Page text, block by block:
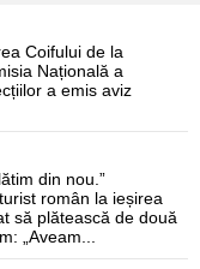
Coifului de la
Națională a
a emis aviz
din nou.”
român la ieșirea
să plătească de două
„Aveam...